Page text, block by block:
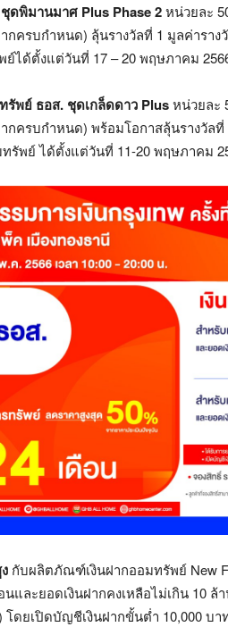
ชุดพิมานมาศ Plus Phase 2หน่วยละ
กครบกำหนด) ลุ้นรางวัลที่ 1 มูลค่ารา
ย์ได้ตั้งแต่วันที่ 17 – 20 พฤษภาคม
รัพย์ ธอส. ชุดเกล็ดดาว Plusหน่วยละ
กครบกำหนด) พร้อมโอกาสลุ้นรางวัล
ทรัพย์ ได้ตั้งแต่วันที่ 11-20 พฤษภาคม
กับผลิตภัณฑ์เงินฝากออมทรัพย์ New
และยอดเงินฝากคงเหลือไม่เกิน 10
ดยเปิดบัญชีเงินฝากขั้นต่ำ 10,000 บ